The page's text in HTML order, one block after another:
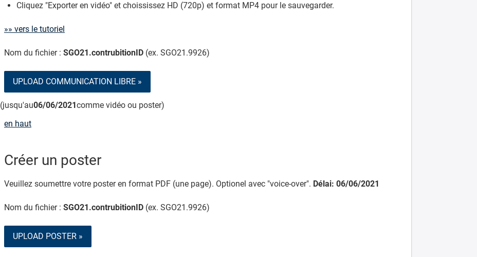
Cliquez "Exporter en vidéo" et choississez HD (720p) et format MP4 pour le sauvegarder.
»» vers le tutoriel
Nom du fichier : SGO21.contrubitionID (ex. SGO21.9926)
UPLOAD COMMUNICATION LIBRE »
(jusqu'au06/06/2021comme vidéo ou poster)
en haut
Créer un poster
Veuillez soumettre votre poster en format PDF (une page). Optionel avec "voice-over". Délai: 06/06/2021
Nom du fichier : SGO21.contrubitionID (ex. SGO21.9926)
UPLOAD POSTER »